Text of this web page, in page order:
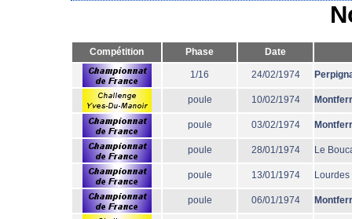
Compétition Phase Date
1/16 24/02/1974
poule 10/02/1974
poule 03/02/1974
poule 28/01/1974 Le
poule 13/01/1974 Lourdes
poule 06/01/1974